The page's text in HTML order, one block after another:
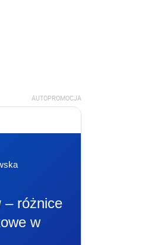
AUTOPROMOCJA
– różnice
w